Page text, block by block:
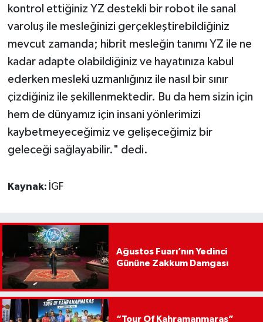
kontrol ettiğiniz YZ destekli bir robot ile sanal
varoluş ile mesleğinizi gerçekleştirebildiğiniz
mevcut zamanda; hibrit mesleğin tanımı YZ ile ne
kadar adapte olabildiğiniz ve hayatınıza kabul
ederken mesleki uzmanlığınız ile nasıl bir sınır
çizdiğiniz ile şekillenmektedir. Bu da hem sizin için
hem de dünyamız için insani yönlerimizi
kaybetmeyeceğimiz ve gelişeceğimiz bir
geleceği sağlayabilir." dedi.
Kaynak: İGF
Ağustos Fuarı’nın Yedinci
Gününe Zakkum Damgası
“Tour Of Kahramanmaraş”